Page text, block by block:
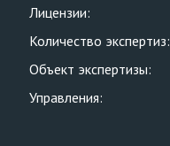
Лицензии:
Количество экспертиз:
Объект экспертизы:
Управления: